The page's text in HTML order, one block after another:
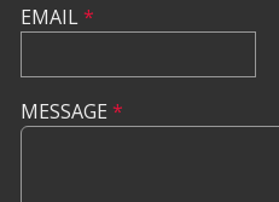
EMAIL*
MESSAGE *